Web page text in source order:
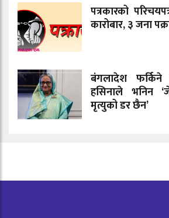
पत्रकारको
कारोबार, ३ जना
बंगलादेश
हसिनाले भनिन
मृत्युको डर छैन’